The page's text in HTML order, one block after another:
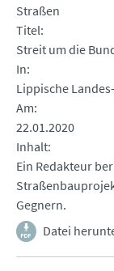
Straßen
Titel
Streit um die
In
Lippische
Am
22.01.2020
Inhalt
Ein Redakteur
Gegnern.
Datei